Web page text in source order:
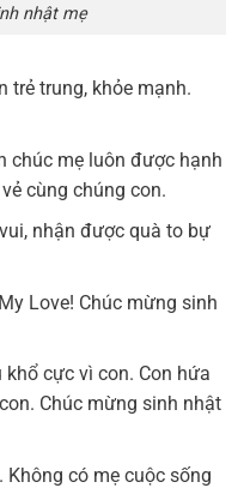
nhật mẹ
trẻ trung, khỏe mạnh.
chúc mẹ luôn được hạnh
cùng chúng con.
nhận được quà to bự
Love! Chúc mừng sinh
cực vì con. Con hứa
Chúc mừng sinh nhật
có mẹ cuộc sống